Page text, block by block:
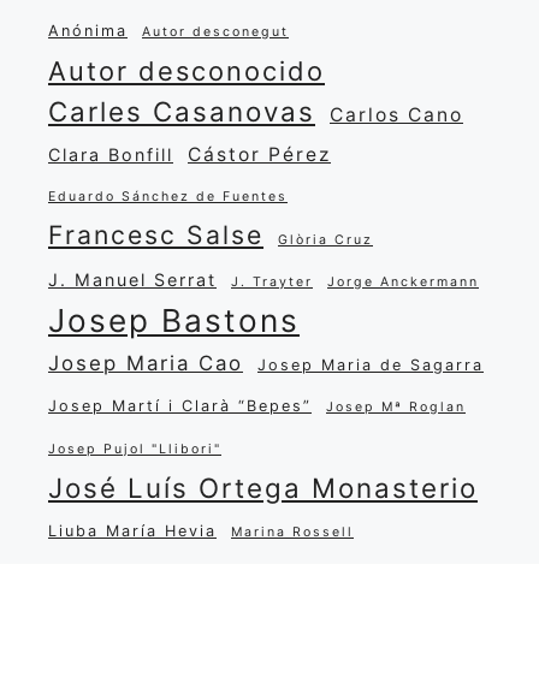
Anónima Autor desconegut
Autor desconocido
Carles Casanovas Carlos Cano
Clara Bonfill Cástor Pérez
Eduardo Sánchez de Fuentes
Francesc Salse Glòria Cruz
J. Manuel Serrat J. Trayter Jorge Anckermann
Josep Bastons
Josep Maria Cao Josep Maria de Sagarra
Josep Martí i Clarà “Bepes” Josep Mª Roglan
Josep Pujol "Llibori"
José Luís Ortega Monasterio
Liuba María Hevia Marina Rossell